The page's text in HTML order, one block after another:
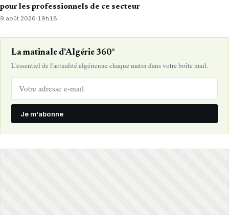
pour les professionnels de ce secteur
9 août 2026· 19h18
La matinale d'Algérie 360°
L'essentiel de l'actualité algérienne chaque matin dans votre boîte mail.
Je m'abonne